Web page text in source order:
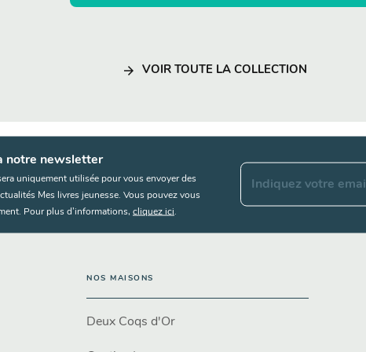
arrow_forward VOIR TOUTE LA COLLECTION
notre newsletter
uniquement utilisée pour vous envoyer des
Mes livres jeunesse. Vous pouvez vous
Pour plus d’informations, cliquez ici
Indiquez votre email
NOS MAISONS
Deux Coqs d'Or